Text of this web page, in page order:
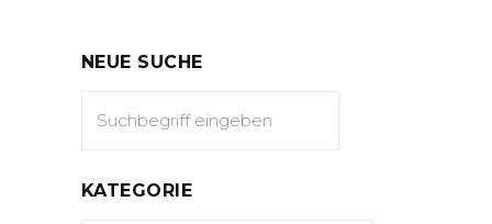
NEUE SUCHE
KATEGORIE